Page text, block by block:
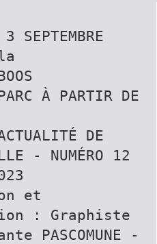
3 SEPTEMBRE
À PARTIR DE
DE
- NUMÉRO 12
et
: Graphiste
PASCOMUNE -